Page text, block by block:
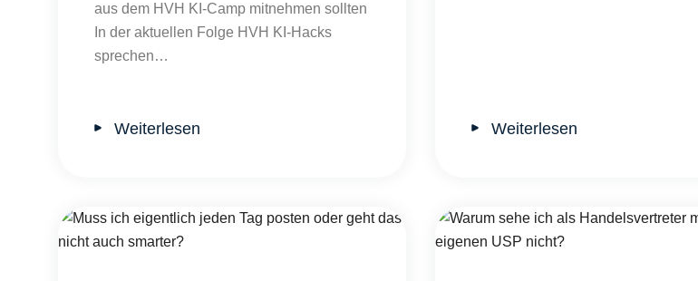
aus dem HVH KI-Camp mitnehmen sollten
In der aktuellen Folge HVH KI-Hacks
sprechen…
Weiterlesen Weiterlesen